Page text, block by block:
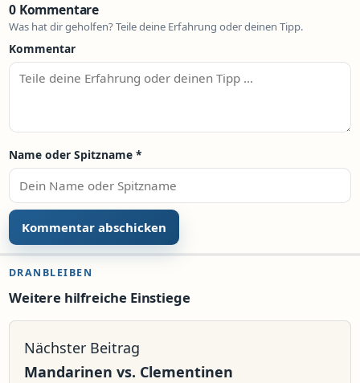
0 Kommentare
Was hat dir geholfen? Teile deine Erfahrung oder deinen Tipp.
Kommentar
Name oder Spitzname *
DRANBLEIBEN
Weitere hilfreiche Einstiege
Nächster Beitrag
Mandarinen vs. Clementinen